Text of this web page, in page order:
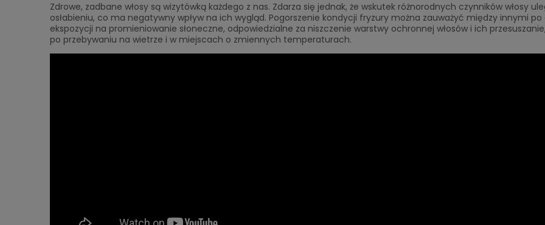
Zdrowe, zadbane włosy są wizytówką każdego z nas. Zdarza się jednak, że wskutek różnorodnych czynników włosy
osłabieniu, co ma negatywny wpływ na ich wygląd. Pogorszenie kondycji fryzury można zauważyć między innymi po
ekspozycji na promieniowanie słoneczne, odpowiedzialne za niszczenie warstwy ochronnej włosów i ich
po przebywaniu na wietrze i w miejscach o zmiennych temperaturach.